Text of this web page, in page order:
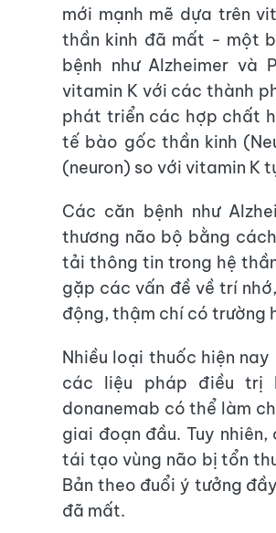
mới mạnh mẽ dựa trên
thần kinh đã mất - một
bệnh như Alzheimer và
vitamin K với các thành
phát triển các hợp chất
tế bào gốc thần kinh
(neuron) so với vitamin K
Các căn bệnh như
thương não bộ bằng
tải thông tin trong hệ
gặp các vấn đề về trí
động, thậm chí có trường
Nhiều loại thuốc hiện
các liệu pháp điều trị
donanemab có thể làm
giai đoạn đầu. Tuy
tái tạo vùng não bị tổn
Bản theo đuổi ý tưởng
đã mất.